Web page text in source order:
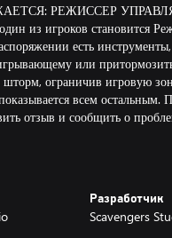
РЕЖИССЕР
из игроков становится
есть
или
ограничив игровую
всем
Разработчик
Scavengers